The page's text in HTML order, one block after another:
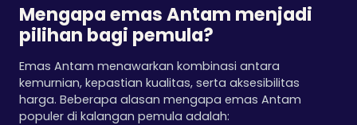
Mengapa emas Antam menjadi
pilihan bagi pemula?
Emas Antam menawarkan kombinasi antara
kemurnian, kepastian kualitas, serta aksesibilitas
harga. Beberapa alasan mengapa emas Antam
populer di kalangan pemula adalah: